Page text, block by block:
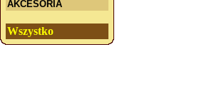
AKCESORIA
Wszystko